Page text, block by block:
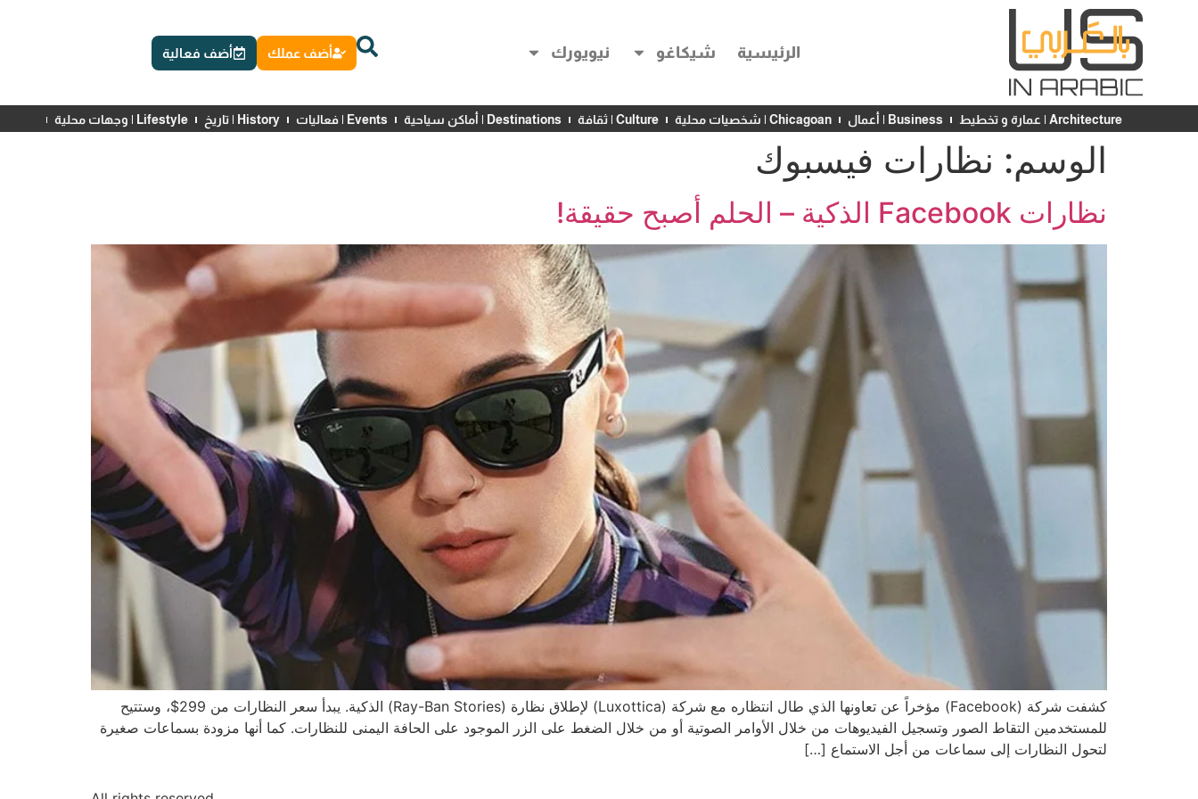
الرئيسية شيكاغو نيويورك أضف عملك أضف فعالية
Architecture | عمارة و تخطيط Business | أعمال Chicagoan | شخصيات محلية Culture | ثقافة Destinations | أماكن سياحية Events | فعاليات History | تاريخ Lifestyle | وجهات محلية
الوسم: نظارات فيسبوك
نظارات Facebook الذكية – الحلم أصبح حقيقة!
كشفت شركة (Facebook) مؤخراً عن تعاونها الذي طال انتظاره مع شركة (Luxottica) لإطلاق نظارة (Ray-Ban Stories) الذكية. يبدأ سعر النظارات من 299$، وستتيح
للمستخدمين التقاط الصور وتسجيل الفيديوهات من خلال الأوامر الصوتية أو من خلال الضغط على الزر الموجود على الحافة اليمنى للنظارات. كما أنها مزودة بسماعات صغيرة
لتحول النظارات إلى سماعات من أجل الاستماع […]